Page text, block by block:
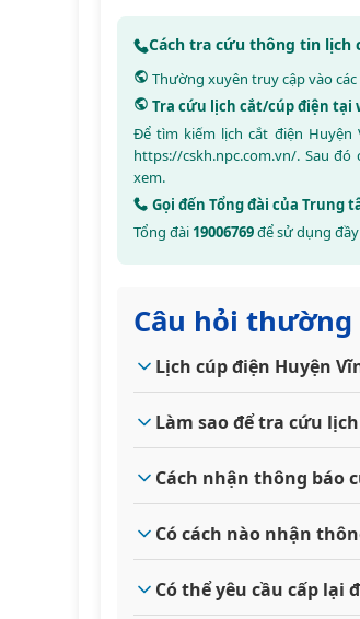
Cách tra cứu thông tin lịch
Thường xuyên truy cập vào
Tra cứu lịch cắt/cúp điện tại
Để tìm kiếm lịch cắt điện Huyện
https://cskh.npc.com.vn/. Sau đó
xem.
Gọi đến Tổng đài của Trung
Tổng đài 19006769để sử dụng
Câu hỏi thường
Lịch cúp điện Huyện
Làm sao để tra cứu
Cách nhận thông báo
Có cách nào nhận
Có thể yêu cầu cấp lại